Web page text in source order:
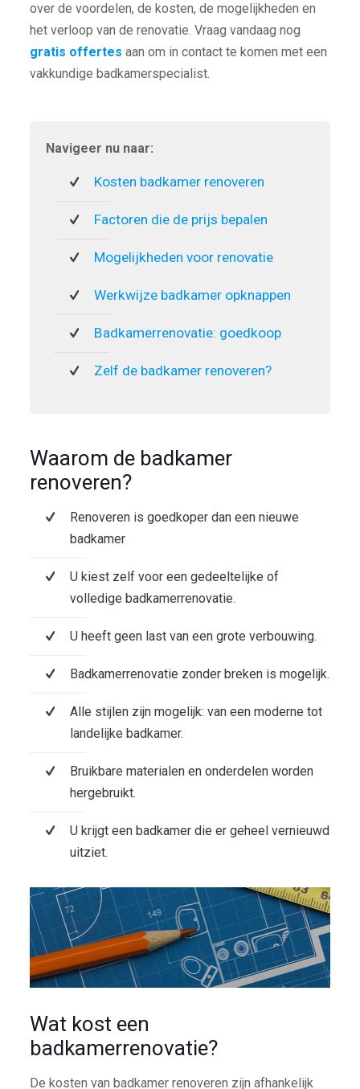
over de voordelen, de kosten, de mogelijkheden en
het verloop van de renovatie. Vraag vandaag nog
gratis offertes aan om in contact te komen met een
vakkundige badkamerspecialist.
Navigeer nu naar:
Kosten badkamer renoveren
Factoren die de prijs bepalen
Mogelijkheden voor renovatie
Werkwijze badkamer opknappen
Badkamerrenovatie: goedkoop
Zelf de badkamer renoveren?
Waarom de badkamer
renoveren?
Renoveren is goedkoper dan een nieuwe
badkamer
U kiest zelf voor een gedeeltelijke of
volledige badkamerrenovatie.
U heeft geen last van een grote verbouwing.
Badkamerrenovatie zonder breken is mogelijk.
Alle stijlen zijn mogelijk: van een moderne tot
landelijke badkamer.
Bruikbare materialen en onderdelen worden
hergebruikt.
U krijgt een badkamer die er geheel vernieuwd
uitziet.
Wat kost een
badkamerrenovatie?
De kosten van badkamer renoveren zijn afhankelijk